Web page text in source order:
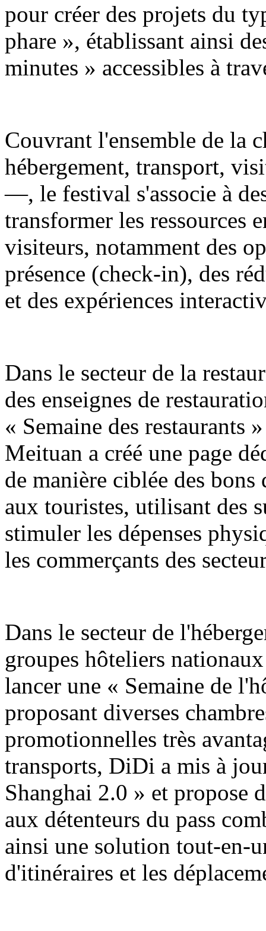
pour créer des projets du
phare », établissant ainsi
minutes » accessibles à
Couvrant l'ensemble de la
hébergement, transport,
—, le festival s'associe à
transformer les ressources
visiteurs, notamment des
présence (check-in), des
et des expériences
Dans le secteur de la
des enseignes de
« Semaine des restaurants
Meituan a créé une page
de manière ciblée des
aux touristes, utilisant des
stimuler les dépenses
les commerçants des
Dans le secteur de
groupes hôteliers
lancer une « Semaine de
proposant diverses
promotionnelles très
transports, DiDi a mis à
Shanghai 2.0 » et propose
aux détenteurs du pass
ainsi une solution tout-en-
d'itinéraires et les